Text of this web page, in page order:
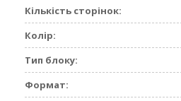
Кількість сторінок:
Колір:
Тип блоку:
Формат: